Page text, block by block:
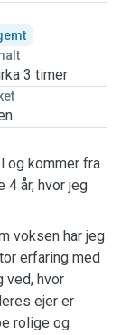
3 timer
og kommer fra
4 år, hvor jeg
voksen har jeg
erfaring med
ved, hvor
ejer er
rolige og